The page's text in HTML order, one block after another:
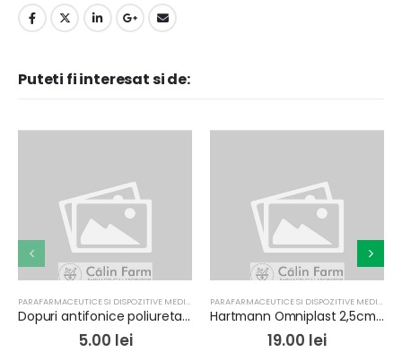
Puteti fi interesat si de:
Dopuri antifonice poliuretan cu snur
5.00 lei
Hartmann Omniplast 2,5cmx5m
19.00 lei